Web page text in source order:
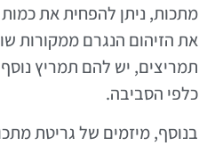
מתכות, ניתן להפחית את
את הזיהום הנגרם ממקורות
תמריצים, יש להם תמריץ
כלפי הסביבה.
בנוסף, מיזמים של גריטת